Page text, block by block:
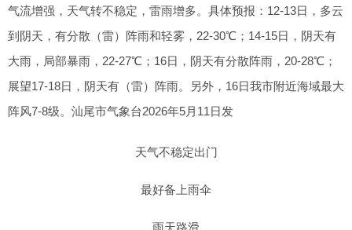
气流增强，天气转不稳定，雷雨增多。具体预报：12-13日，多云
到阴天，有分散（雷）阵雨和轻雾，22-30℃；14-15日，阴天有
大雨，局部暴雨，22-27℃；16日，阴天有分散阵雨，20-28℃；
展望17-18日，阴天有（雷）阵雨。另外，16日我市附近海域最大
阵风7-8级。汕尾市气象台2026年5月11日发
天气不稳定出门
最好备上雨伞
雨天路滑